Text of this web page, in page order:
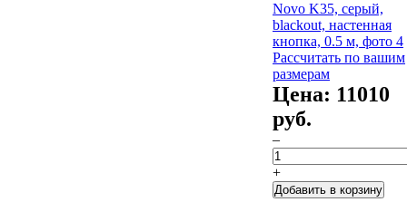
Рассчитать по вашим
размерам
Цена: 11010
руб.
–
+
Добавить в корзину